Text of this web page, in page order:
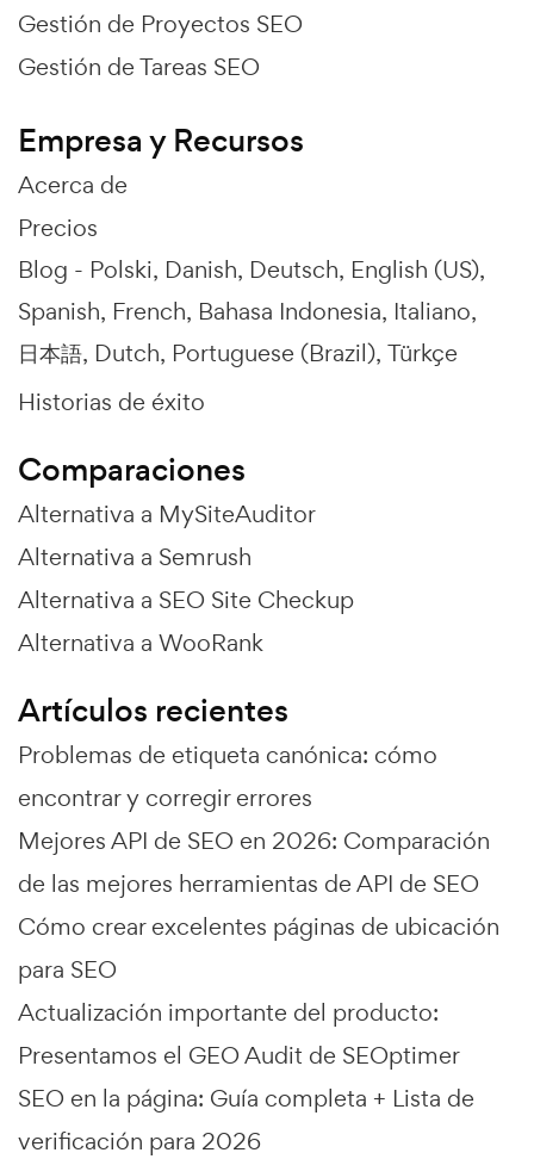
Gestión de Proyectos SEO
Gestión de Tareas SEO
Empresa y Recursos
Acerca de
Precios
Blog - Polski Danish Deutsch English (US)
Spanish French Bahasa Indonesia Italiano
日本語 Dutch Portuguese (Brazil) Türkçe
Historias de éxito
Comparaciones
Alternativa a MySiteAuditor
Alternativa a Semrush
Alternativa a SEO Site Checkup
Alternativa a WooRank
Artículos recientes
Problemas de etiqueta canónica: cómo
encontrar y corregir errores
Mejores API de SEO en 2026: Comparación
de las mejores herramientas de API de SEO
Cómo crear excelentes páginas de ubicación
para SEO
Actualización importante del producto:
Presentamos el GEO Audit de SEOptimer
SEO en la página: Guía completa + Lista de
verificación para 2026